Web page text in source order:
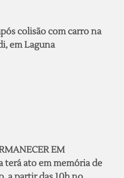
colisão com carro na
em Laguna
EM
terá ato em memória de